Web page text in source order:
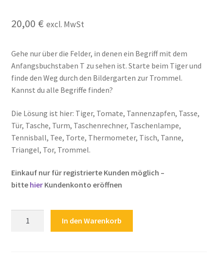
Mein Konto
Shop
Über Rätselkind
Versandarten
Zahlungsarten
20,00 € excl. MwSt
Gehe nur über die Felder, in denen ein Begriff mit dem
Anfangsbuchstaben T zu sehen ist. Starte beim Tiger und
finde den Weg durch den Bildergarten zur Trommel.
Kannst du alle Begriffe finden?
Die Lösung ist hier: Tiger, Tomate, Tannenzapfen, Tasse,
Tür, Tasche, Turm, Taschenrechner, Taschenlampe,
Tennisball, Tee, Torte, Thermometer, Tisch, Tanne,
Triangel, Tor, Trommel.
Einkauf nur für registrierte Kunden möglich –
bitte hierKundenkonto eröffnen
In den Warenkorb